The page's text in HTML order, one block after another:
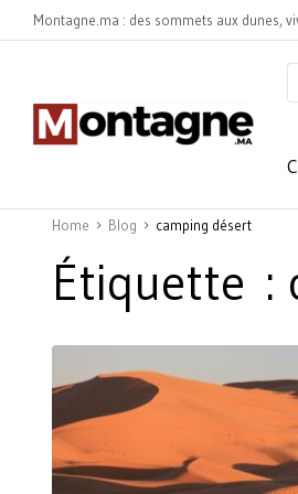
Montagne.ma : des sommets aux dunes,
Home Blog camping désert
Étiquette :